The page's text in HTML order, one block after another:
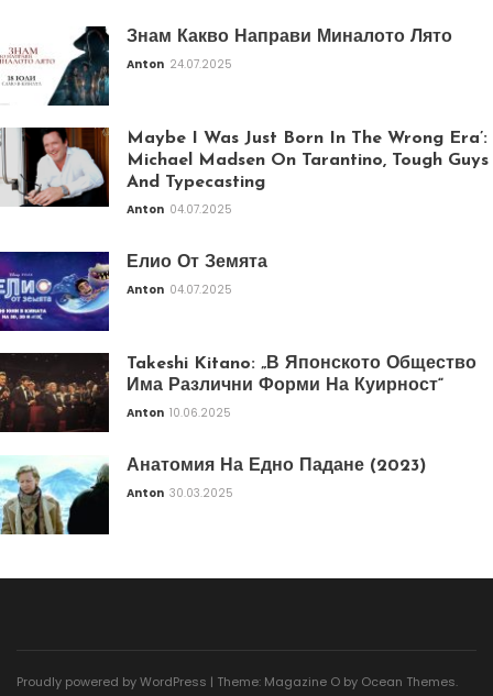
Знам Какво Направи Миналото Лято
Anton 24.07.2025
Maybe I Was Just Born In The Wrong Era’:
Michael Madsen On Tarantino, Tough Guys
And Typecasting
Anton 04.07.2025
Елио От Земята
Anton 04.07.2025
Takeshi Kitano: „В Японското Общество
Има Различни Форми На Куирност“
Anton 10.06.2025
Анатомия На Едно Падане (2023)
Anton 30.03.2025
Proudly powered by WordPress | Theme: Magazine O by Ocean Themes.